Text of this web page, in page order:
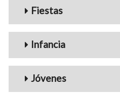
Fiestas
Infancia
Jóvenes